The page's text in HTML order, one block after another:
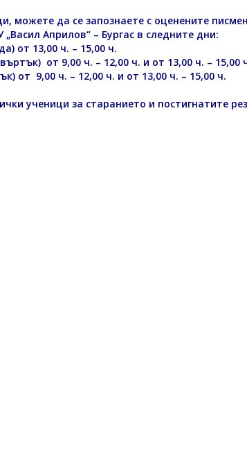
можете да се запознаете с оценените
Априлов“ – Бургас в следните дни:
от 13,00 ч. – 15,00 ч.
от 9,00 ч. – 12,00 ч. и от 13,00 ч. – 15,00
от 9,00 ч. – 12,00 ч. и от 13,00 ч. – 15,00 ч.
ученици за старанието и постигнатите